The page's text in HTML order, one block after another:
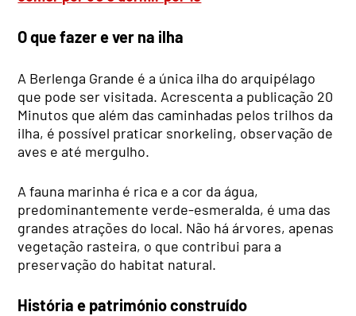
O que fazer e ver na ilha
A Berlenga Grande é a única ilha do arquipélago
que pode ser visitada. Acrescenta a publicação 20
Minutos que além das caminhadas pelos trilhos da
ilha, é possível praticar snorkeling, observação de
aves e até mergulho.
A fauna marinha é rica e a cor da água,
predominantemente verde-esmeralda, é uma das
grandes atrações do local. Não há árvores, apenas
vegetação rasteira, o que contribui para a
preservação do habitat natural.
História e património construído